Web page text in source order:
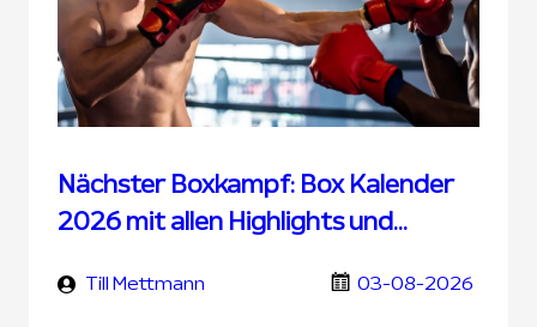
Nächster Boxkampf: Box Kalender
2026 mit allen Highlights und
Till Mettmann 03-08-2026